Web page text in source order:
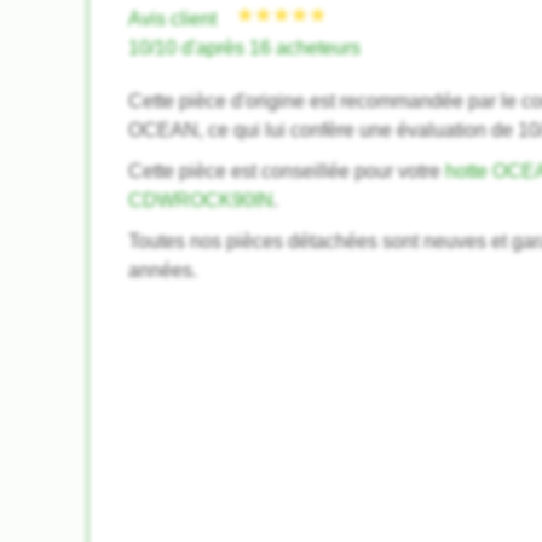
Avis client
10/10 d'après 16 acheteurs
Cette pièce d'origine est recommandée par le
OCEAN, ce qui lui confère une évaluation de 10/
Cette pièce est conseillée pour votre hotte
CDWROCK90IN
Toutes nos pièces détachées sont neuves et
années.